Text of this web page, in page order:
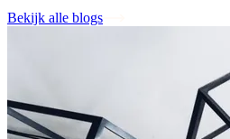
Bekijk alle blogs